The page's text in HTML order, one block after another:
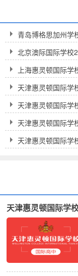
青岛博格思加州学
底值不值得？
北京澳际国际学校
车到底靠不靠谱？
上海惠灵顿国际学
天津惠灵顿国际学
天津惠灵顿国际学
天津惠灵顿国际学
天津惠灵顿国际学
天津惠灵顿国际学